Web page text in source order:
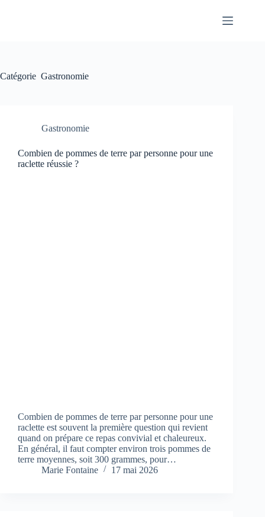
Catégorie Gastronomie
Gastronomie
Combien de pommes de terre par personne pour une
raclette réussie ?
Combien de pommes de terre par personne pour une
raclette est souvent la première question qui revient
quand on prépare ce repas convivial et chaleureux.
En général, il faut compter environ trois pommes de
terre moyennes, soit 300 grammes, pour…
Marie Fontaine
17 mai 2026